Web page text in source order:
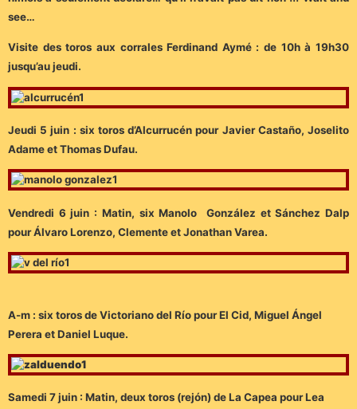
see…
Visite des toros aux corrales Ferdinand Aymé : de 10h à 19h30
jusqu’au jeudi.
Jeudi 5 juin : six toros d’Alcurrucén pour Javier Castaño, Joselito
Adame et Thomas Dufau.
Vendredi 6 juin : Matin, six Manolo González et Sánchez Dalp
pour Álvaro Lorenzo, Clemente et Jonathan Varea.
A-m : six toros de Victoriano del Río pour El Cid, Miguel Ángel
Perera et Daniel Luque.
Samedi 7 juin : Matin, deux toros (rejón) de La Capea pour Lea